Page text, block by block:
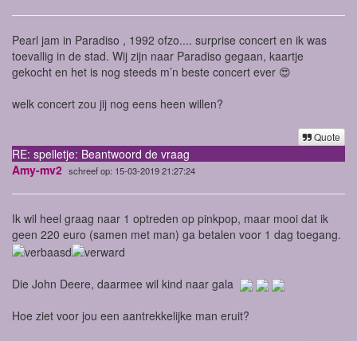
Pearl jam in Paradiso , 1992 ofzo.... surprise concert en ik was
toevallig in de stad. Wij zijn naar Paradiso gegaan, kaartje
gekocht en het is nog steeds m’n beste concert ever 😍
welk concert zou jij nog eens heen willen?
Quote
RE: spelletje: Beantwoord de vraag
Amy-mv2 schreef op: 15-03-2019 21:27:24
Ik wil heel graag naar 1 optreden op pinkpop, maar mooi dat ik
geen 220 euro (samen met man) ga betalen voor 1 dag toegang.
Die John Deere, daarmee wil kind naar gala
Hoe ziet voor jou een aantrekkelijke man eruit?